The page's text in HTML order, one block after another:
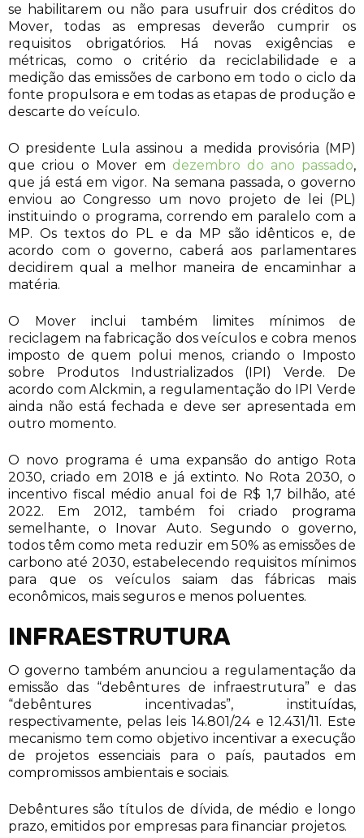
se habilitarem ou não para usufruir dos créditos do
Mover, todas as empresas deverão cumprir os
requisitos obrigatórios. Há novas exigências e
métricas, como o critério da reciclabilidade e a
medição das emissões de carbono em todo o ciclo da
fonte propulsora e em todas as etapas de produção e
descarte do veículo.
O presidente Lula assinou a medida provisória (MP)
que criou o Mover em dezembro do ano passado,
que já está em vigor. Na semana passada, o governo
enviou ao Congresso um novo projeto de lei (PL)
instituindo o programa, correndo em paralelo com a
MP. Os textos do PL e da MP são idênticos e, de
acordo com o governo, caberá aos parlamentares
decidirem qual a melhor maneira de encaminhar a
matéria.
O Mover inclui também limites mínimos de
reciclagem na fabricação dos veículos e cobra menos
imposto de quem polui menos, criando o Imposto
sobre Produtos Industrializados (IPI) Verde. De
acordo com Alckmin, a regulamentação do IPI Verde
ainda não está fechada e deve ser apresentada em
outro momento.
O novo programa é uma expansão do antigo Rota
2030, criado em 2018 e já extinto. No Rota 2030, o
incentivo fiscal médio anual foi de R$ 1,7 bilhão, até
2022. Em 2012, também foi criado programa
semelhante, o Inovar Auto. Segundo o governo,
todos têm como meta reduzir em 50% as emissões de
carbono até 2030, estabelecendo requisitos mínimos
para que os veículos saiam das fábricas mais
econômicos, mais seguros e menos poluentes.
INFRAESTRUTURA
O governo também anunciou a regulamentação da
emissão das “debêntures de infraestrutura” e das
“debêntures incentivadas”, instituídas,
respectivamente, pelas leis 14.801/24 e 12.431/11. Este
mecanismo tem como objetivo incentivar a execução
de projetos essenciais para o país, pautados em
compromissos ambientais e sociais.
Debêntures são títulos de dívida, de médio e longo
prazo, emitidos por empresas para financiar projetos.